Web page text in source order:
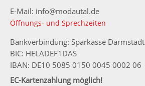
E-Mail: info@modautal.de
Öffnungs- und Sprechzeiten
Bankverbindung: Sparkasse Darmstadt
BIC: HELADEF1DAS
IBAN: DE10 5085 0150 0045 0002 06
EC-Kartenzahlung möglich!